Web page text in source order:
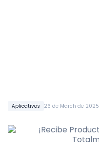
Aplicativos 26 de March de 2025